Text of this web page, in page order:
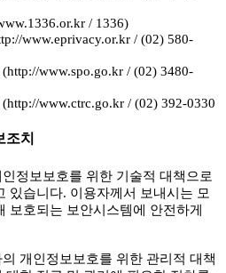
/ 1336)
www.eprivacy.or.kr / (02) 580-
www.spo.go.kr / (02) 3480-
www.ctrc.go.kr / (02) 392-0330
조치
정보보호를 위한 기술적 대책으로
있습니다. 이용자께서 보내시는 모
보호되는 보안시스템에 안전하게
개인정보보호를 위한 관리적 대책